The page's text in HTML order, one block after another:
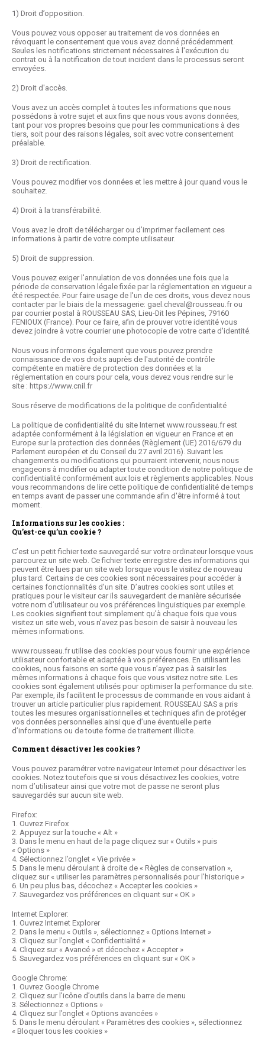
1) Droit d’opposition.
Vous pouvez vous opposer au traitement de vos données en
révoquant le consentement que vous avez donné précédemment.
Seules les notifications strictement nécessaires à l'exécution du
contrat ou à la notification de tout incident dans le processus seront
envoyées.
2) Droit d'accès.
Vous avez un accès complet à toutes les informations que nous
possédons à votre sujet et aux fins que nous vous avons données,
tant pour vos propres besoins que pour les communications à des
tiers, soit pour des raisons légales, soit avec votre consentement
préalable.
3) Droit de rectification.
Vous pouvez modifier vos données et les mettre à jour quand vous le
souhaitez.
4) Droit à la transférabilité.
Vous avez le droit de télécharger ou d’imprimer facilement ces
informations à partir de votre compte utilisateur.
5) Droit de suppression.
Vous pouvez exiger l'annulation de vos données une fois que la
période de conservation légale fixée par la réglementation en vigueur a
été respectée. Pour faire usage de l'un de ces droits, vous devez nous
contacter par le biais de la messagerie: gael.cheval@rousseau.fr ou
par courrier postal à ROUSSEAU SAS, Lieu-Dit les Pépines, 79160
FENIOUX (France). Pour ce faire, afin de prouver votre identité vous
devez joindre à votre courrier une photocopie de votre carte d'identité.
Nous vous informons également que vous pouvez prendre
connaissance de vos droits auprès de l'autorité de contrôle
compétente en matière de protection des données et la
réglementation en cours pour cela, vous devez vous rendre sur le
site : https://www.cnil.fr
Sous réserve de modifications de la politique de confidentialité
La politique de confidentialité du site Internet www.rousseau.fr est
adaptée conformément à la législation en vigueur en France et en
Europe sur la protection des données (Règlement (UE) 2016/679 du
Parlement européen et du Conseil du 27 avril 2016). Suivant les
changements ou modifications qui pourraient intervenir, nous nous
engageons à modifier ou adapter toute condition de notre politique de
confidentialité conformément aux lois et règlements applicables. Nous
vous recommandons de lire cette politique de confidentialité de temps
en temps avant de passer une commande afin d'être informé à tout
moment.
Informations sur les cookies :
Qu’est-ce qu’un cookie ?
C’est un petit fichier texte sauvegardé sur votre ordinateur lorsque vous
parcourez un site web. Ce fichier texte enregistre des informations qui
peuvent être lues par un site web lorsque vous le visitez de nouveau
plus tard. Certains de ces cookies sont nécessaires pour accéder à
certaines fonctionnalités d’un site. D’autres cookies sont utiles et
pratiques pour le visiteur car ils sauvegardent de manière sécurisée
votre nom d’utilisateur ou vos préférences linguistiques par exemple.
Les cookies signifient tout simplement qu’à chaque fois que vous
visitez un site web, vous n’avez pas besoin de saisir à nouveau les
mêmes informations.
www.rousseau.fr utilise des cookies pour vous fournir une expérience
utilisateur confortable et adaptée à vos préférences. En utilisant les
cookies, nous faisons en sorte que vous n’ayez pas à saisir les
mêmes informations à chaque fois que vous visitez notre site. Les
cookies sont également utilisés pour optimiser la performance du site.
Par exemple, ils facilitent le processus de commande en vous aidant à
trouver un article particulier plus rapidement. ROUSSEAU SAS a pris
toutes les mesures organisationnelles et techniques afin de protéger
vos données personnelles ainsi que d’une éventuelle perte
d’informations ou de toute forme de traitement illicite.
Comment désactiver les cookies ?
Vous pouvez paramétrer votre navigateur Internet pour désactiver les
cookies. Notez toutefois que si vous désactivez les cookies, votre
nom d’utilisateur ainsi que votre mot de passe ne seront plus
sauvegardés sur aucun site web.
Firefox:
1. Ouvrez Firefox
2. Appuyez sur la touche « Alt »
3. Dans le menu en haut de la page cliquez sur « Outils » puis
« Options »
4. Sélectionnez l’onglet « Vie privée »
5. Dans le menu déroulant à droite de « Règles de conservation »,
cliquez sur « utiliser les paramètres personnalisés pour l’historique »
6. Un peu plus bas, décochez « Accepter les cookies »
7. Sauvegardez vos préférences en cliquant sur « OK »
Internet Explorer:
1. Ouvrez Internet Explorer
2. Dans le menu « Outils », sélectionnez « Options Internet »
3. Cliquez sur l’onglet « Confidentialité »
4. Cliquez sur « Avancé » et décochez « Accepter »
5. Sauvegardez vos préférences en cliquant sur « OK »
Google Chrome:
1. Ouvrez Google Chrome
2. Cliquez sur l’icône d’outils dans la barre de menu
3. Sélectionnez « Options »
4. Cliquez sur l’onglet « Options avancées »
5. Dans le menu déroulant « Paramètres des cookies », sélectionnez
« Bloquer tous les cookies »